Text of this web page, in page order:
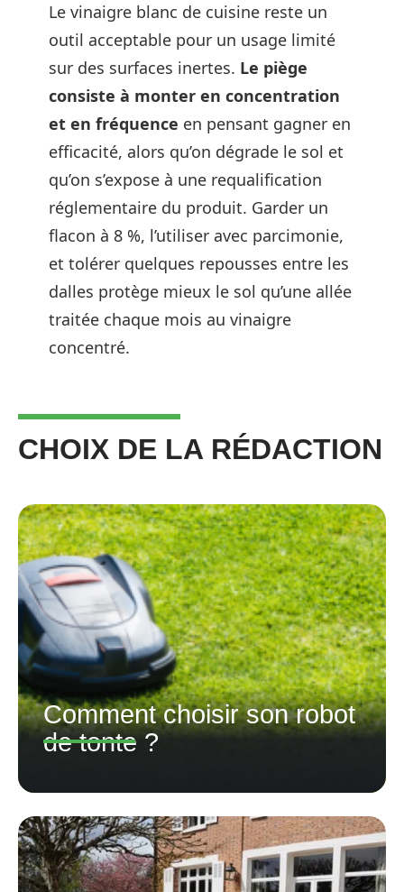
Le vinaigre blanc de cuisine reste un
outil acceptable pour un usage limité
sur des surfaces inertes. Le piège
consiste à monter en concentration
et en fréquence en pensant gagner en
efficacité, alors qu’on dégrade le sol et
qu’on s’expose à une requalification
réglementaire du produit. Garder un
flacon à 8 %, l’utiliser avec parcimonie,
et tolérer quelques repousses entre les
dalles protège mieux le sol qu’une allée
traitée chaque mois au vinaigre
concentré.
CHOIX DE LA RÉDACTION
Comment choisir son robot
de tonte ?